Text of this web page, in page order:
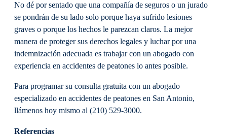
No dé por sentado que una compañía de seguros o un jurado
se pondrán de su lado solo porque haya sufrido lesiones
graves o porque los hechos le parezcan claros. La mejor
manera de proteger sus derechos legales y luchar por una
indemnización adecuada es trabajar con un abogado con
experiencia en accidentes de peatones lo antes posible.
Para programar su consulta gratuita con un abogado
especializado en accidentes de peatones en San Antonio,
llámenos hoy mismo al (210) 529-3000.
Referencias